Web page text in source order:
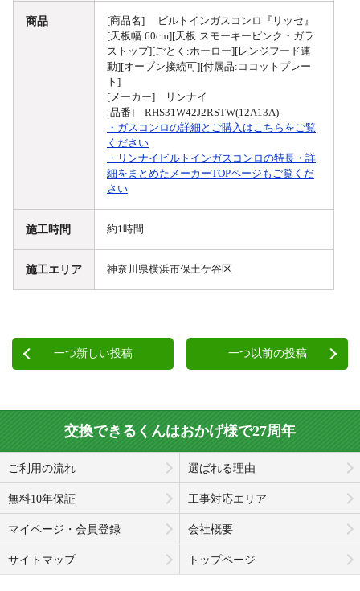
商品
[商品名] ビルトインガスコンロ『リッセ』
[天板幅:60cm][天板:スモーキーピンク・ガラ
ストップ][ごとく:ホーロー][レンジフード連
動][オーブン接続可][付属品:ココットプレー
ト]
[メーカー] リンナイ
[品番] RHS31W42J2RSTW(12A13A)
・ガスコンロの詳細とご購入はこちらをご覧
ください
・リンナイビルトインガスコンロの特長・詳
細をまとめたメーカーTOPページもご覧くだ
さい
施工時間 約1時間
施工エリア 神奈川県横浜市保土ケ谷区
一つ新しい投稿 一つ以前の投稿
交換できるくんはおかげ様で27周年
ご利用の流れ 選ばれる理由
無料10年保証 工事対応エリア
マイページ・会員登録 会社概要
サイトマップ トップページ